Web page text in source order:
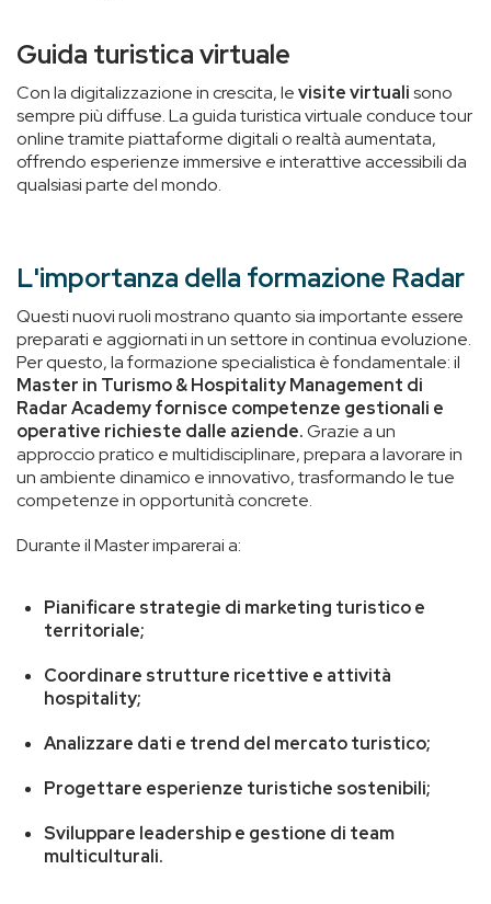
Guida turistica virtuale
Con la digitalizzazione in crescita, levisite virtualisono
sempre più diffuse. La guida turistica virtuale conduce tour
online tramite piattaforme digitali o realtà aumentata,
offrendo esperienze immersive e interattive accessibili da
qualsiasi parte del mondo.
L'importanza della formazione Radar
Questi nuovi ruoli mostrano quanto sia importante essere
preparati e aggiornati in un settore in continua evoluzione.
Per questo, la formazione specialistica è fondamentale: il
Master in Turismo & Hospitality Management di
Radar Academyfornisce competenze gestionali e
operative richieste dalle aziende.Grazie a un
approccio pratico e multidisciplinare, prepara a lavorare in
un ambiente dinamico e innovativo, trasformando le tue
competenze in opportunità concrete.
Durante il Master imparerai a:
Pianificare strategie di marketing turistico e
territoriale;
Coordinare strutture ricettive e attività
hospitality;
Analizzare dati e trend del mercato turistico;
Progettare esperienze turistiche sostenibili;
Sviluppare leadership e gestione di team
multiculturali.